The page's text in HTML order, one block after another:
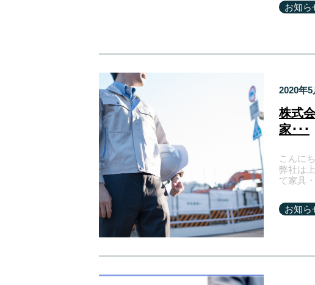
お知ら
2020年5
株式
家･･･
こんに
弊社は
て家具
お知ら